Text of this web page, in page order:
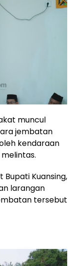
muncul
jembatan
kendaraan
Kuansing,
larangan
tersebut